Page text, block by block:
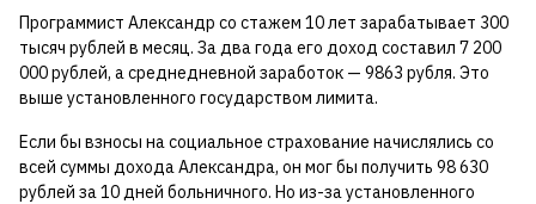
Программист Александр со стажем 10 лет зарабатывает 300
тысяч рублей в месяц. За два года его доход составил 7 200
000 рублей, а среднедневной заработок — 9863 рубля. Это
выше установленного государством лимита.
Если бы взносы на социальное страхование начислялись со
всей суммы дохода Александра, он мог бы получить 98 630
рублей за 10 дней больничного. Но из-за установленного